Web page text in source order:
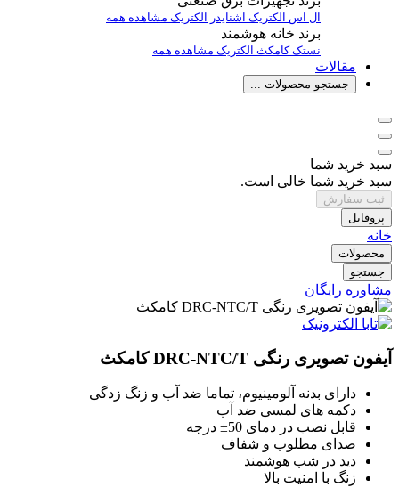
ال اس الکتریک اشنایدر الکتریک مشاهده همه
برند خانه هوشمند
نستککامکث الکتریک مشاهده همه
مقالات
جستجو محصولات ...
سبد خرید شما
سبد خرید شما خالی است.
ثبت سفارش
پروفایل
خانه
محصولات
جستجو
مشاوره رایگان
آیفون تصویری رنگی DRC-NTC/T کامکث
دارای بدنه آلومینیوم، تماما ضد آب و زنگ زدگی
دکمه های لمسی ضد آب
قابل نصب در دمای 50± درجه
صدای مطلوب و شفاف
دید در شب هوشمند
زنگ با امنیت بالا